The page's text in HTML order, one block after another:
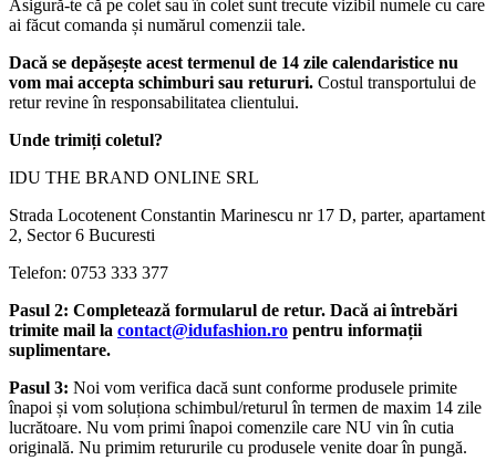
Asigură-te că pe colet sau în colet sunt trecute vizibil numele cu care
ai făcut comanda și numărul comenzii tale.
Dacă se depășește acest termenul de 14 zile calendaristice nu
vom mai accepta schimburi sau retururi. Costul transportului de
retur revine în responsabilitatea clientului.
Unde trimiți coletul?
IDU THE BRAND ONLINE SRL
Strada Locotenent Constantin Marinescu nr 17 D, parter, apartament
2, Sector 6 Bucuresti
Telefon: 0753 333 377
Pasul 2: Completează formularul de retur. Dacă ai întrebări
trimite mail la contact@idufashion.ro pentru informații
suplimentare.
Pasul 3: Noi vom verifica dacă sunt conforme produsele primite
înapoi și vom soluționa schimbul/returul în termen de maxim 14 zile
lucrătoare. Nu vom primi înapoi comenzile care NU vin în cutia
originală. Nu primim retururile cu produsele venite doar în pungă.